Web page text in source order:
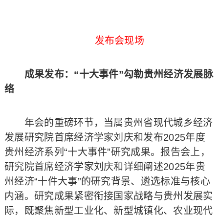
发布会现场
成果发布：“十大事件”勾勒贵州经济发展脉
络
年会的重磅环节，当属贵州省现代城乡经济
发展研究院首席经济学家刘庆和发布2025年度
贵州经济系列“十大事件”研究成果。报告会上，
研究院首席经济学家刘庆和详细阐述2025年贵
州经济“十件大事”的研究背景、遴选标准与核心
内涵。研究成果紧密衔接国家战略与贵州发展实
际，既聚焦新型工业化、新型城镇化、农业现代